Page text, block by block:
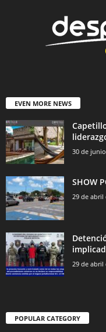
EVEN MORE NEWS
30 de
SHOW
29 de abril
29 de abril
POPULAR CATEGORY